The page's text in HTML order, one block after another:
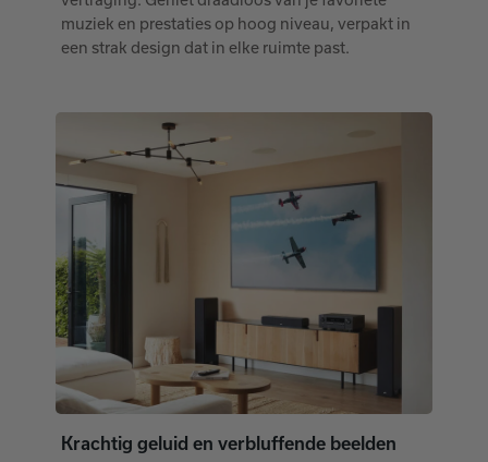
muziek en prestaties op hoog niveau, verpakt in
een strak design dat in elke ruimte past.
Krachtig geluid en verbluffende beelden